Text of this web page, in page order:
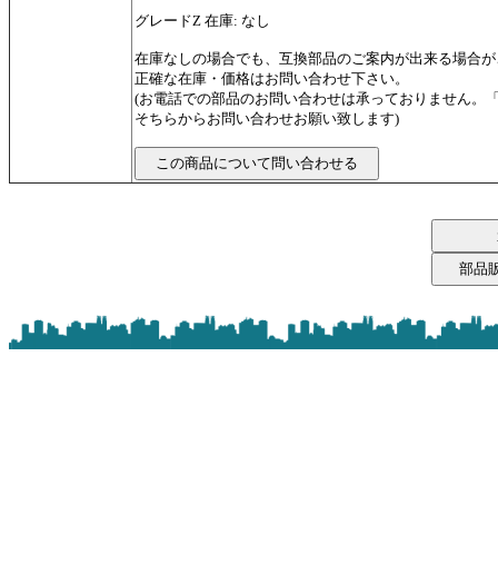
グレードZ 在庫: なし
在庫なしの場合でも、互換部品のご案内が出来る場合
正確な在庫・価格はお問い合わせ下さい。
(お電話での部品のお問い合わせは承っておりません。
そちらからお問い合わせお願い致します)